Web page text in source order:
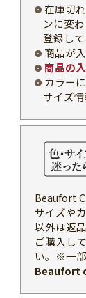
在庫切
ンに変
登録して
商品が
商品の
カラー
サイズ
Beaufort
サイズや
以外は返
ご購入し
い。※一部
Beaufort